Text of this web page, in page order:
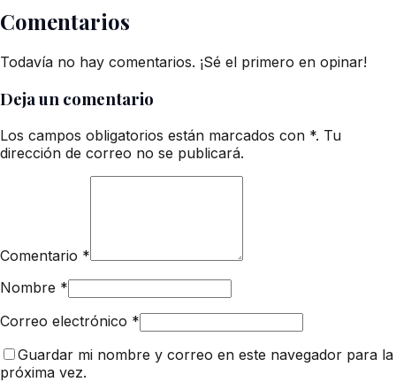
Comentarios
Todavía no hay comentarios. ¡Sé el primero en opinar!
Deja un comentario
Los campos obligatorios están marcados con *. Tu
dirección de correo no se publicará.
Comentario *
Nombre *
Correo electrónico *
Guardar mi nombre y correo en este navegador para la
próxima vez.